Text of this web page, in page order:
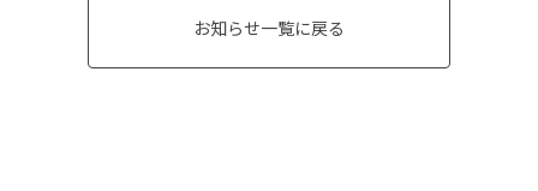
お知らせ一覧に戻る